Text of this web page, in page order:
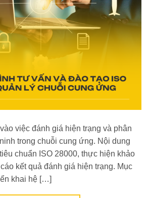
việc đánh giá hiện trạng và phân
trong chuỗi cung ứng. Nội dung
chuẩn ISO 28000, thực hiện khảo
kết quả đánh giá hiện trạng. Mục
khai hệ […]